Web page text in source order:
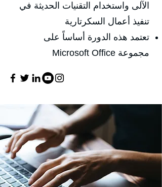
الآلى واستخدام التقنيات الحديثة في
تنفيذ أعمال السكرتارية
تعتمد هذه الدورة أساساً على
مجموعة Microsoft Office